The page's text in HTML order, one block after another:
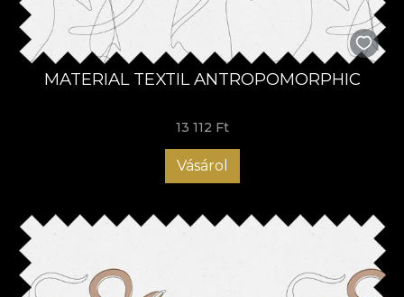
MATERIAL TEXTIL ANTROPOMORPHIC
13 112 Ft
Vásárol